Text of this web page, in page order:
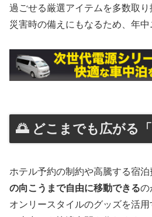
過ごせる厳選アイテムを多数取り
災害時の備えにもなるため、年中
🌅 どこまでも広がる「
ホテル予約の制約や高騰する宿泊
の向こうまで自由に移動できるの
オンリースタイルのグッズを活